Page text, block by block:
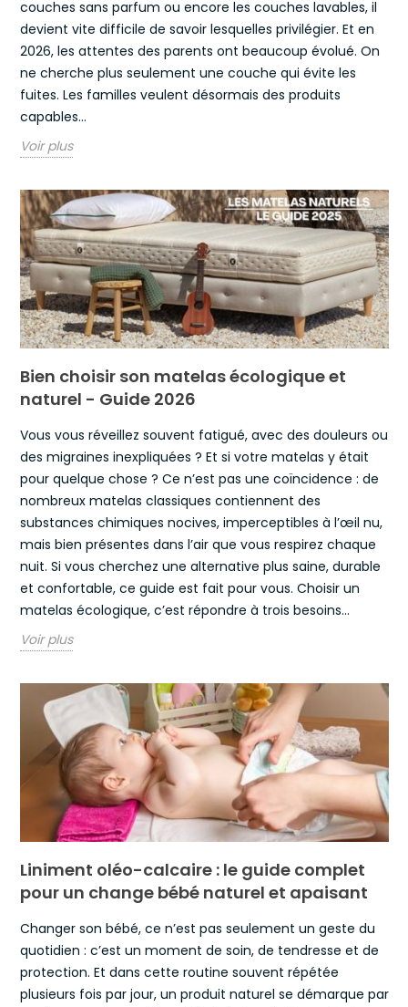
couches sans parfum ou encore les couches lavables, il
devient vite difficile de savoir lesquelles privilégier. Et en
2026, les attentes des parents ont beaucoup évolué. On
ne cherche plus seulement une couche qui évite les
fuites. Les familles veulent désormais des produits
capables...
Voir plus
Bien choisir son matelas écologique et
naturel - Guide 2026
Vous vous réveillez souvent fatigué, avec des douleurs ou
des migraines inexpliquées ? Et si votre matelas y était
pour quelque chose ? Ce n’est pas une coïncidence : de
nombreux matelas classiques contiennent des
substances chimiques nocives, imperceptibles à l’œil nu,
mais bien présentes dans l’air que vous respirez chaque
nuit. Si vous cherchez une alternative plus saine, durable
et confortable, ce guide est fait pour vous. Choisir un
matelas écologique, c’est répondre à trois besoins...
Voir plus
Liniment oléo-calcaire : le guide complet
pour un change bébé naturel et apaisant
Changer son bébé, ce n’est pas seulement un geste du
quotidien : c’est un moment de soin, de tendresse et de
protection. Et dans cette routine souvent répétée
plusieurs fois par jour, un produit naturel se démarque par